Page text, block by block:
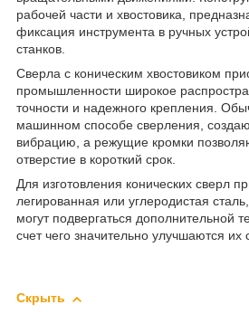
рабочей части и хвостовика,
фиксация инструмента в ручных
станков.
Сверла с коническим хвостовиком
промышленности широкое
точности и надежного крепления.
машинном способе сверления,
вибрацию, а режущие кромки
отверстие в короткий срок.
Для изготовления конических сверл
легированная или углеродистая
могут подвергаться дополнительной
счет чего значительно улучшаются их
Скрыть